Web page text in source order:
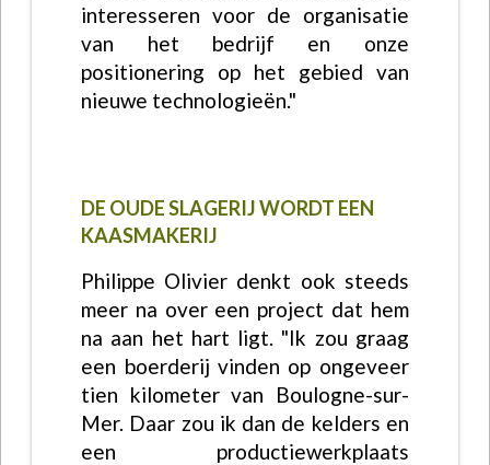
interesseren voor de organisatie
van het bedrijf en onze
positionering op het gebied van
nieuwe technologieën."
DE OUDE SLAGERIJ WORDT EEN
KAASMAKERIJ
Philippe Olivier denkt ook steeds
meer na over een project dat hem
na aan het hart ligt. "Ik zou graag
een boerderij vinden op ongeveer
tien kilometer van Boulogne-sur-
Mer. Daar zou ik dan de kelders en
een productiewerkplaats